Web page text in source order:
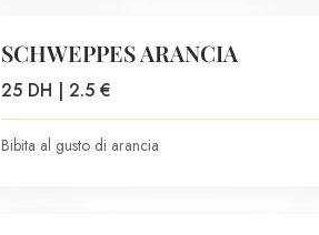
SCHWEPPES ARANCIA
25 DH | 2.5 €
Bibita al gusto di arancia